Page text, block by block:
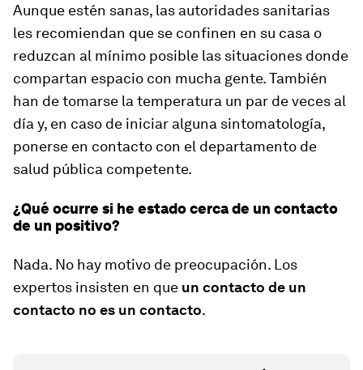
Aunque estén sanas, las autoridades sanitarias
les recomiendan que se confinen en su casa o
reduzcan al mínimo posible las situaciones donde
compartan espacio con mucha gente. También
han de tomarse la temperatura un par de veces al
día y, en caso de iniciar alguna sintomatología,
ponerse en contacto con el departamento de
salud pública competente.
¿Qué ocurre si he estado cerca de un contacto
de un positivo?
Nada. No hay motivo de preocupación. Los
expertos insisten en que un contacto de un
contacto no es un contacto.